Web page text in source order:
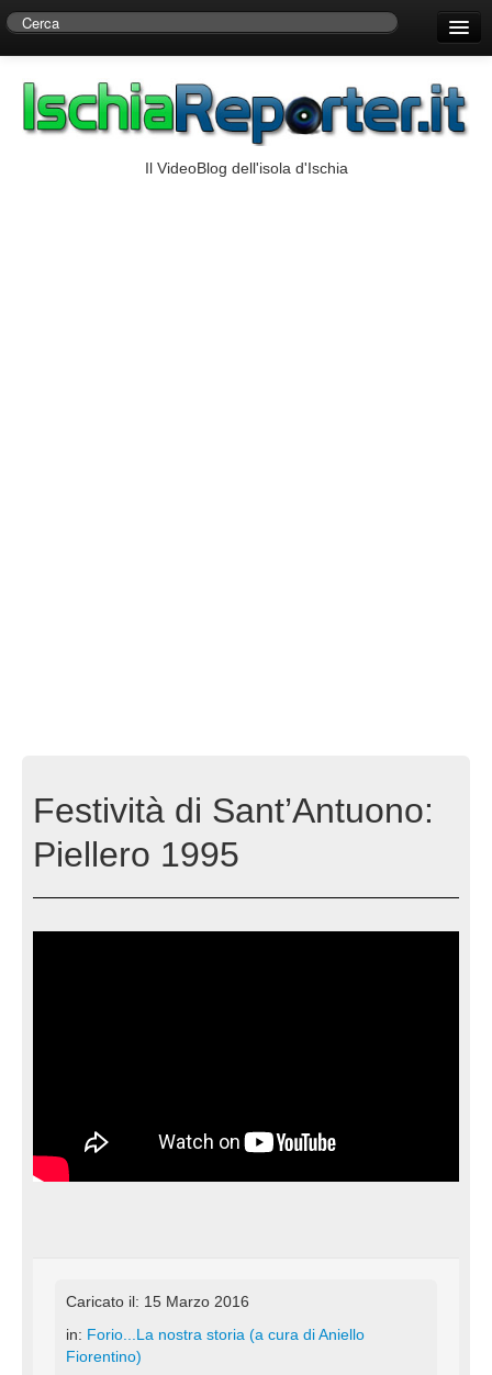
Centro di Ricerche Storiche D’Ambra
Il VideoBlog dell'isola d'Ischia
Festività di Sant’Antuono:
Piellero 1995
Caricato il: 15 Marzo 2016
in: Forio...La nostra storia (a cura di Aniello
Fiorentino)